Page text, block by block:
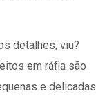
detalhes, viu?
em ráfia são
e delicadas